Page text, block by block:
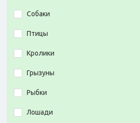
Собаки
Птицы
Кролики
Грызуны
Рыбки
Лошади